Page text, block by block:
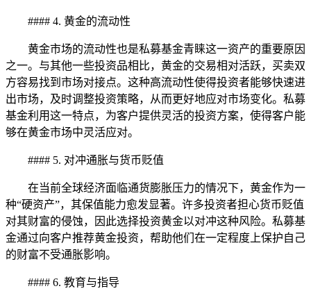
#### 4. 黄金的流动性
黄金市场的流动性也是私募基金青睐这一资产的重要原因
之一。与其他一些投资品相比，黄金的交易相对活跃，买卖双
方容易找到市场对接点。这种高流动性使得投资者能够快速进
出市场，及时调整投资策略，从而更好地应对市场变化。私募
基金利用这一特点，为客户提供灵活的投资方案，使得客户能
够在黄金市场中灵活应对。
#### 5. 对冲通胀与货币贬值
在当前全球经济面临通货膨胀压力的情况下，黄金作为一
种“硬资产”，其保值能力愈发显著。许多投资者担心货币贬值
对其财富的侵蚀，因此选择投资黄金以对冲这种风险。私募基
金通过向客户推荐黄金投资，帮助他们在一定程度上保护自己
的财富不受通胀影响。
#### 6. 教育与指导